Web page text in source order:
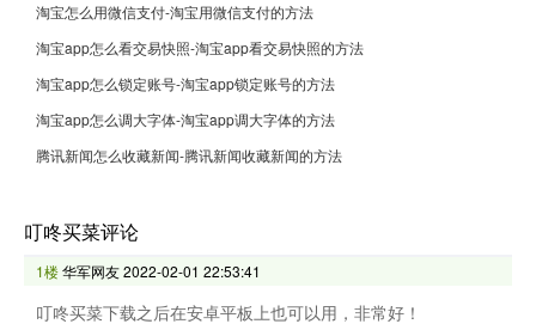
淘宝怎么用微信支付-淘宝用微信支付的方法
淘宝app怎么看交易快照-淘宝app看交易快照的方法
淘宝app怎么锁定账号-淘宝app锁定账号的方法
淘宝app怎么调大字体-淘宝app调大字体的方法
腾讯新闻怎么收藏新闻-腾讯新闻收藏新闻的方法
叮咚买菜评论
1楼华军网友2022-02-01 22:53:41
叮咚买菜下载之后在安卓平板上也可以用，非常好！